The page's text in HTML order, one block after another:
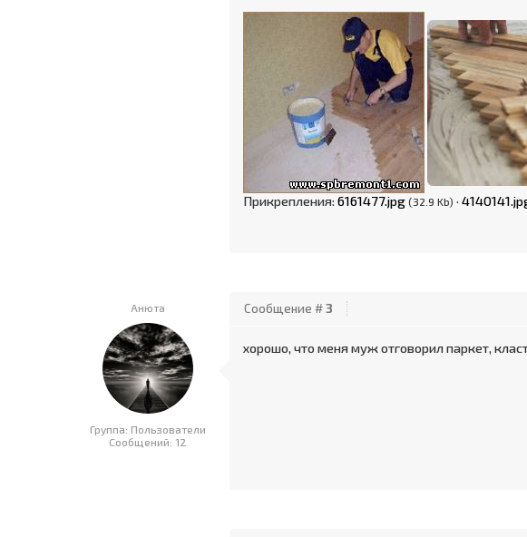
Прикрепления: 6161477.jpg (32.9 Kb) ·
Анюта
Группа: Пользователи
Сообщений: 12
Сообщение #3
хорошо, что меня муж отговорил паркет,